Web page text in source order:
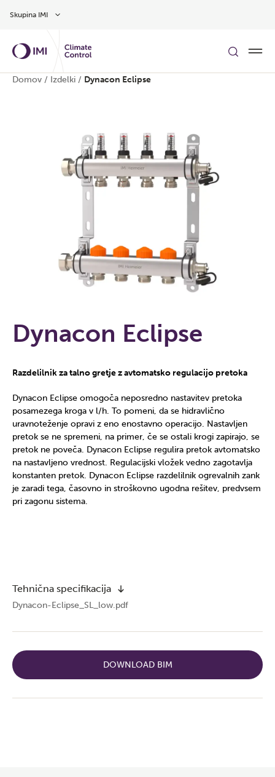
Skupina IMI
Domov / Izdelki / Dynacon Eclipse
Dynacon Eclipse
Razdelilnik za talno gretje z avtomatsko regulacijo pretoka
Dynacon Eclipse omogoča neposredno nastavitev pretoka
posamezega kroga v l/h. To pomeni, da se hidravlično
uravnoteženje opravi z eno enostavno operacijo. Nastavljen
pretok se ne spremeni, na primer, če se ostali krogi zapirajo, se
pretok ne poveča. Dynacon Eclipse regulira pretok avtomatsko
na nastavljeno vrednost. Regulacijski vložek vedno zagotavlja
konstanten pretok. Dynacon Eclipse razdelilnik ogrevalnih zank
je zaradi tega, časovno in stroškovno ugodna rešitev, predvsem
pri zagonu sistema.
Tehnična specifikacija
Dynacon-Eclipse_SL_low.pdf
DOWNLOAD BIM